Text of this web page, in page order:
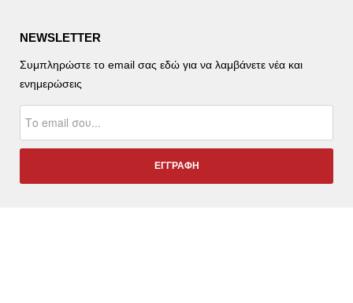
NEWSLETTER
Συμπληρώστε το email σας εδώ για να λαμβάνετε νέα και
ενημερώσεις